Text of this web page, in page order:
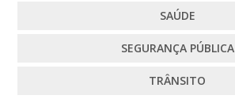
SAÚDE
SEGURANÇA PÚBLICA
TRÂNSITO